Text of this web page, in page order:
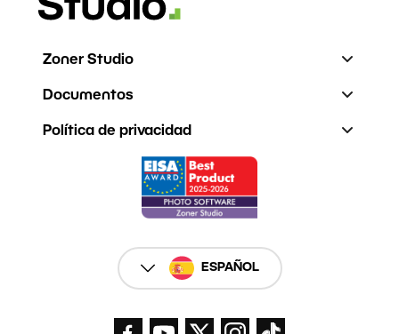
Zoner Studio
Documentos
Política de privacidad
ESPAÑOL